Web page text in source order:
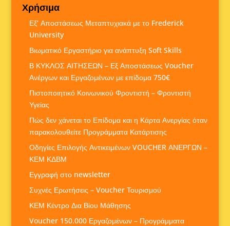
Χρήσιμα
Εξ’ Αποστάσεως Μεταπτυχιακά με το Frederick
University
Βιωματικό Εργαστήριο για ανάπτυξη Soft Skills
Β ΚΥΚΛΟΣ ΑΙΤΗΣΕΩΝ – Εξ Αποστάσεως Voucher
Ανέργων και Εργαζομένων με επίδομα 750€
Πιστοποιητικό Κοινωνικού Φροντιστή – Φροντιστή
Υγείας
Πώς δεν χάνεται το Επίδομα και η Κάρτα Ανεργίας όταν
παρακολουθείτε Προγράμματα Κατάρτισης
Οδηγίες Επιλογής Αντικειμένων VOUCHER ΑΝΕΡΓΩΝ –
ΚΕΜ ΚΔΒΜ
Εγγραφή στο newsletter
Συχνές Ερωτήσεις – Voucher Τουρισμού
ΚΕΜ Κέντρο Δια Βίου Μάθησης
Voucher 150.000 Εργαζομένων – Προγράμματα